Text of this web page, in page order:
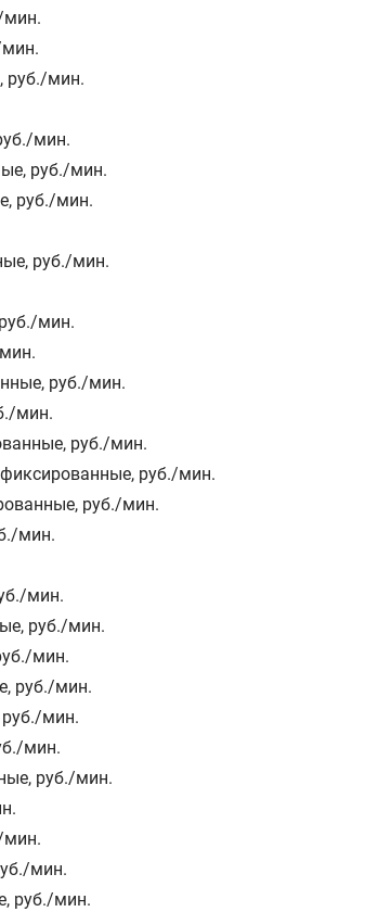
мин.
, руб./мин.
мин.
, руб./мин.
, руб./мин.
, руб./мин.
руб./мин.
, руб./мин.
мин.
, руб./мин.
, руб./мин.
, руб./мин.
мин.
мин.
, руб./мин.
мин.
, руб./мин.
руб./мин.
мин.
, руб./мин.
мин.
мин.
, руб./мин.